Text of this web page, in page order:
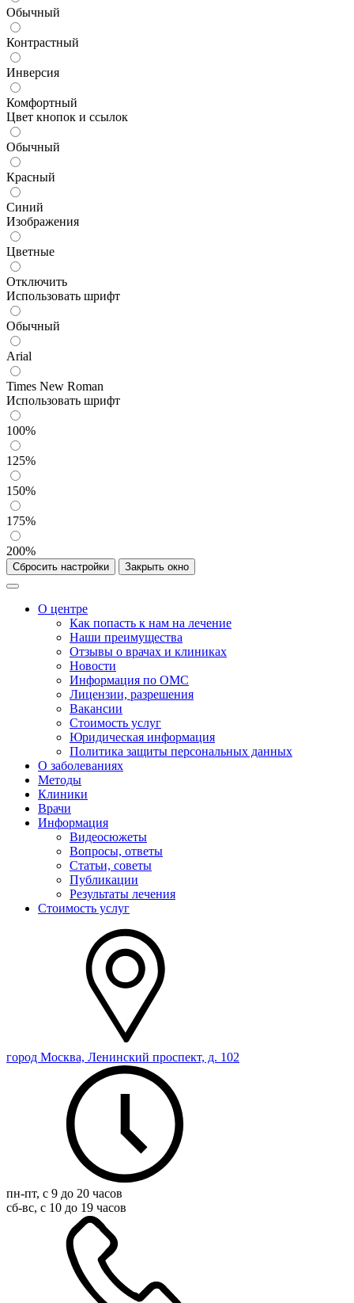
Обычный
Контрастный
Инверсия
Комфортный
Цвет кнопок и ссылок
Обычный
Красный
Синий
Изображения
Цветные
Отключить
Использовать шрифт
Обычный
Arial
Times New Roman
Использовать шрифт
100%
125%
150%
175%
200%
Сбросить настройки Закрыть окно
О центре
Как попасть к нам на лечение
Наши преимущества
Отзывы о врачах и клиниках
Новости
Информация по ОМС
Лицензии, разрешения
Вакансии
Стоимость услуг
Юридическая информация
Политика защиты персональных данных
О заболеваниях
Методы
Клиники
Врачи
Информация
Видеосюжеты
Вопросы, ответы
Статьи, советы
Публикации
Результаты лечения
Стоимость услуг
город Москва, Ленинский проспект, д. 102
пн-пт, с 9 до 20 часов
сб-вс, с 10 до 19 часов